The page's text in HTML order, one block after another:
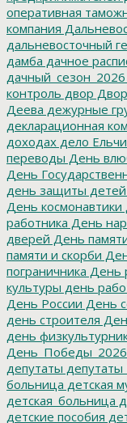
оперативная
компания
дальневосточный
дамба дачное
дачный_сезон_2026
контроль двор
Деева дежурные
декларационная
доходах дело
переводы День
День
день защиты детей
День космонавтики
работника День
дверей День
памяти и скорби
пограничника День
культуры день
День России День
день строителя
день
День_Победы_2026
депутаты
больница детская
детская_больница
детские пособия